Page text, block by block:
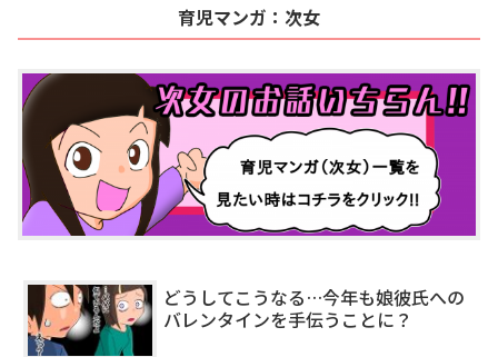
育児マンガ：次女
どうしてこうなる…今年も娘彼氏への
バレンタインを手伝うことに？